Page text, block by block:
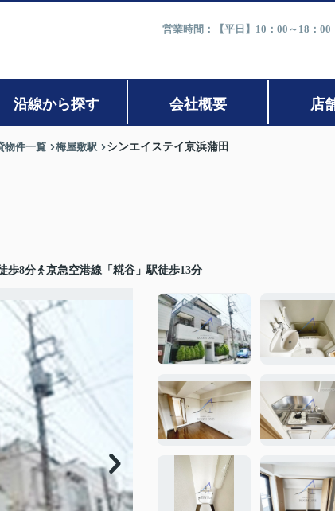
営業時間：【平日】10：00～18：
沿線から探す 会社概要 店
物件一覧 梅屋敷駅 シンエイステイ京浜蒲田
歩8分 京急空港線「糀谷」駅徒歩13分